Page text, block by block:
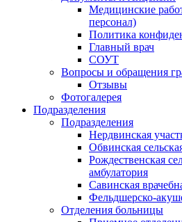
Медицинские
персонал)
Политика
Главный врач
СОУТ
Вопросы и обращения
Отзывы
Фотогалерея
Подразделения
Подразделения
Нердвинская
Обвинская
Рождественская
амбулатория
Савинская
Фельдшерско-
Отделения больницы